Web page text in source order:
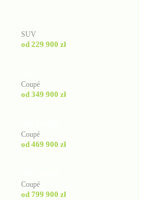
SUV
od 229 900 zł
Coupé
od 349 900 zł
Coupé
od 469 900 zł
Coupé
od 799 900 zł